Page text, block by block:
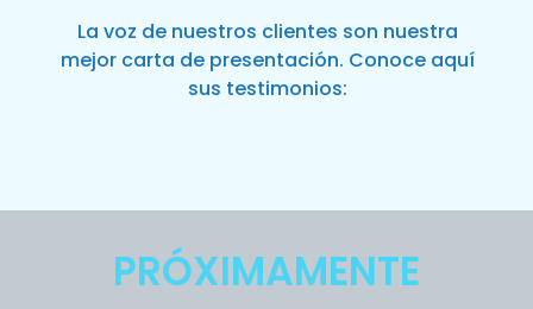
La voz de nuestros clientes son nuestra
mejor carta de presentación. Conoce aquí
sus testimonios:
PRÓXIMAMENTE